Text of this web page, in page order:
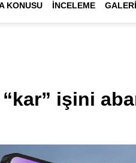
KONUSU İNCELEME GALERI
işini